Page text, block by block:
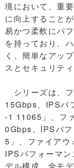
境において、重
に向上すること
易かつ柔軟にパ
を持っており、
く、簡単なアッ
スとセキュリテ
シリーズは、
15Gbps、IPSパ
-1 11065」、フ
0Gbps、IPSパ
5」、ファイアウ
IPSパフォーマ